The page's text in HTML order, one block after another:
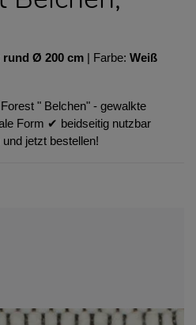
rund Ø 200 cm | Farbe: Weiß
" Belchen" - gewalkte
Form ✔︎ beidseitig nutzbar
jetzt bestellen!